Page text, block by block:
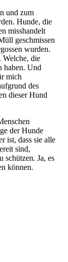
und zum
Hunde, die
misshandelt
geschmissen
wurden.
Welche, die
haben. Und
mich
des
dieser Hund
der Hunde
ist, dass sie alle
sind,
schützen. Ja, es
können.